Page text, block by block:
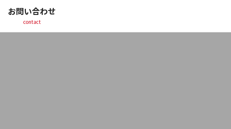
お問い合わせ
contact